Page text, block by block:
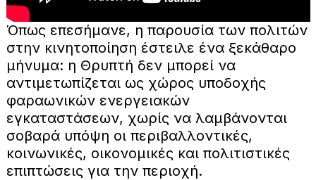
Όπως επεσήμανε, η παρουσία των πολιτών
στην κινητοποίηση έστειλε ένα ξεκάθαρο
μήνυμα: η Θρυπτή δεν μπορεί να
αντιμετωπίζεται ως χώρος υποδοχής
φαραωνικών ενεργειακών
εγκαταστάσεων, χωρίς να λαμβάνονται
σοβαρά υπόψη οι περιβαλλοντικές,
κοινωνικές, οικονομικές και πολιτιστικές
επιπτώσεις για την περιοχή.